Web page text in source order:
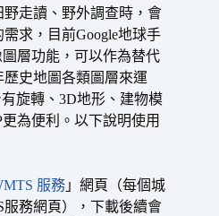
走讀、野外調查時，會
求，目前Google地球手
層功能，可以作為替代
史地圖各類圖層來運
旋轉、3D地形、建物模
為便利。以下說明使用
服務 」網頁（每個城
務網頁），下載後續會